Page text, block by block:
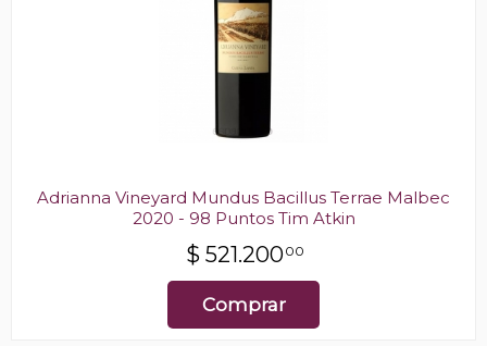
Adrianna Vineyard Mundus Bacillus Terrae Malbec
2020 - 98 Puntos Tim Atkin
$ 521.20000
Comprar